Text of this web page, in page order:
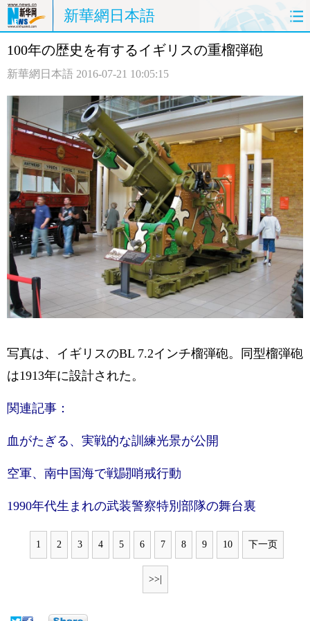
新華網日本語
ホームページ 政治 経済
評論 写真
中日対訳
100年の歴史を有するイギリスの重榴弾砲
新華網日本語 2016-07-21 10:05:15
写真は、イギリスのBL 7.2インチ榴弾砲。同型榴弾砲
は1913年に設計された。
関連記事：
血がたぎる、実戦的な訓練光景が公開
空軍、南中国海で戦闘哨戒行動
1990年代生まれの武装警察特別部隊の舞台裏
1 2 3 4 5 6 7 8 9 10 下一页
>>|